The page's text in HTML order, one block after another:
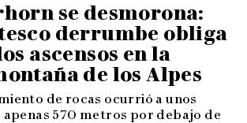
se desmorona:
derrumbe obliga
ascensos en la
de los Alpes
de rocas ocurrió a unos
570 metros por debajo de